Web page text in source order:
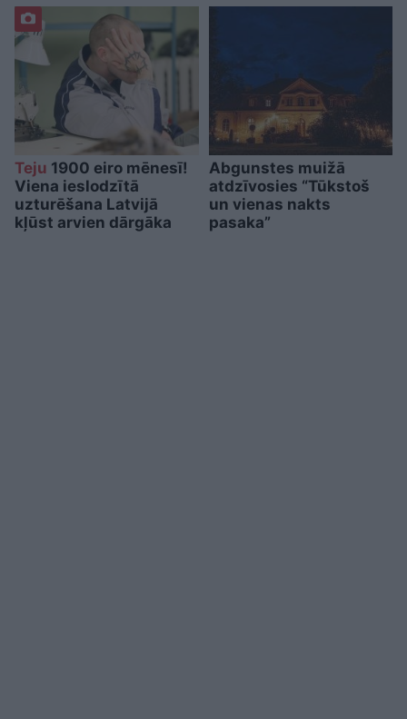
Teju 1900 eiro mēnesī!
Viena ieslodzītā
uzturēšana Latvijā
kļūst arvien dārgāka
Abgunstes muižā
atdzīvosies “Tūkstoš
un vienas nakts
pasaka”